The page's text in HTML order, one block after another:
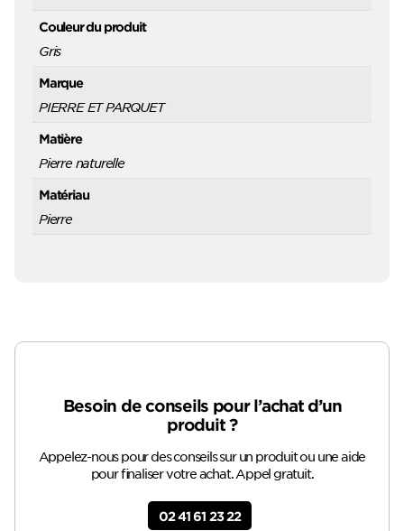
Couleur du produit
Gris
Marque
PIERRE ET PARQUET
Matière
Pierre naturelle
Matériau
Pierre
Besoin de conseils pour l’achat d’un
produit ?
Appelez-nous pour des conseils sur un produit ou une aide
pour finaliser votre achat. Appel gratuit.
02 41 61 23 22